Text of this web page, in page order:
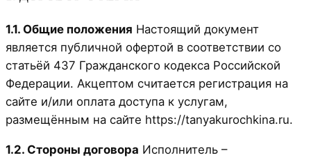
1.1. Общие положения Настоящий документ
является публичной офертой в соответствии со
статьёй 437 Гражданского кодекса Российской
Федерации. Акцептом считается регистрация на
сайте и/или оплата доступа к услугам,
размещённым на сайте https://tanyakurochkina.ru.
1.2. Стороны договора Исполнитель –